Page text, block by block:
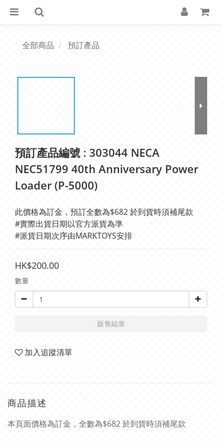
全部商品 預訂產品
預訂產品編號 : 303044 NECA
NEC51799 40th Anniversary Power
Loader (P-5000)
此價格為訂金，預訂全數為$682 於到貨時須補尾款
#實際出貨日期以官方派貨為準
#派貨日期次序由MARKTOYS安排
HK$200.00
數量
販售結束
加入追蹤清單
商品描述
本頁面價格為訂金，全數為$682 於到貨時須補尾款